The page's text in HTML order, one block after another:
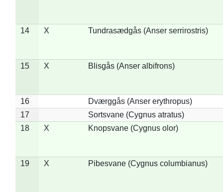
14 X Tundrasædgås (Anser serrirostris)
15 X Blisgås (Anser albifrons)
16
Dværggås (Anser erythropus)
17
Sortsvane (Cygnus atratus)
18
X Knopsvane (Cygnus olor)
19 X Pibesvane (Cygnus columbianus)